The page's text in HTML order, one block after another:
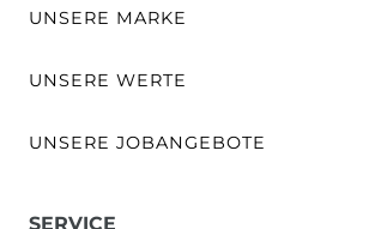
UNSERE MARKE
UNSERE WERTE
UNSERE JOBANGEBOTE
SERVICE